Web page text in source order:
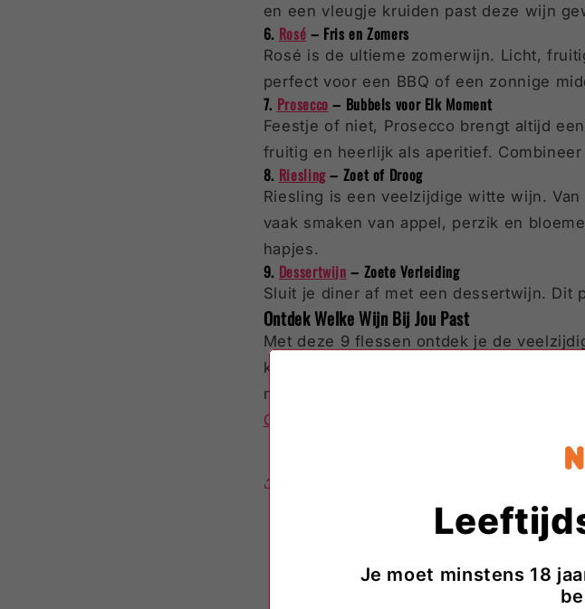
en een vleugje kruiden past deze wijn
6. Rosé – Fris en Zomers
Rosé is de ultieme zomerwijn. Licht,
perfect voor een BBQ of een zonnige
7. Prosecco – Bubbels voor Elk Moment
Feestje of niet, Prosecco brengt altijd
fruitig en heerlijk als aperitief.
8. Riesling– Zoet of Droog
Riesling is een veelzijdige witte wijn.
vaak smaken van appel, perzik en
hapjes.
9. Dessertwijn – Zoete Verleiding
Sluit je diner af met een dessertwijn. Dit
Ontdek Welke Wijn Bij Jou Past
Met deze 9 flessen ontdek je de
kenner bent, er is altijd iets nieuws te
met onze selectie wijnen die je
Ontdek
Je moet minstens 18